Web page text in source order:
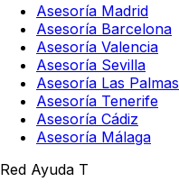
Asesoría Madrid
Asesoría Barcelona
Asesoría Valencia
Asesoría Sevilla
Asesoría Las Palmas
Asesoría Tenerife
Asesoría Cádiz
Asesoría Málaga
Red Ayuda T